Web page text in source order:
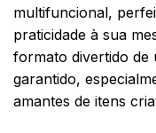
multifuncional,
praticidade à sua
formato divertido de
garantido,
amantes de itens